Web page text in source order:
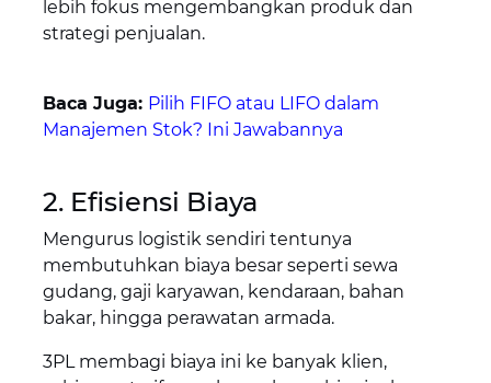
lebih fokus mengembangkan produk dan
strategi penjualan.
Baca Juga: Pilih FIFO atau LIFO dalam
Manajemen Stok? Ini Jawabannya
2. Efisiensi Biaya
Mengurus logistik sendiri tentunya
membutuhkan biaya besar seperti sewa
gudang, gaji karyawan, kendaraan, bahan
bakar, hingga perawatan armada.
3PL membagi biaya ini ke banyak klien,